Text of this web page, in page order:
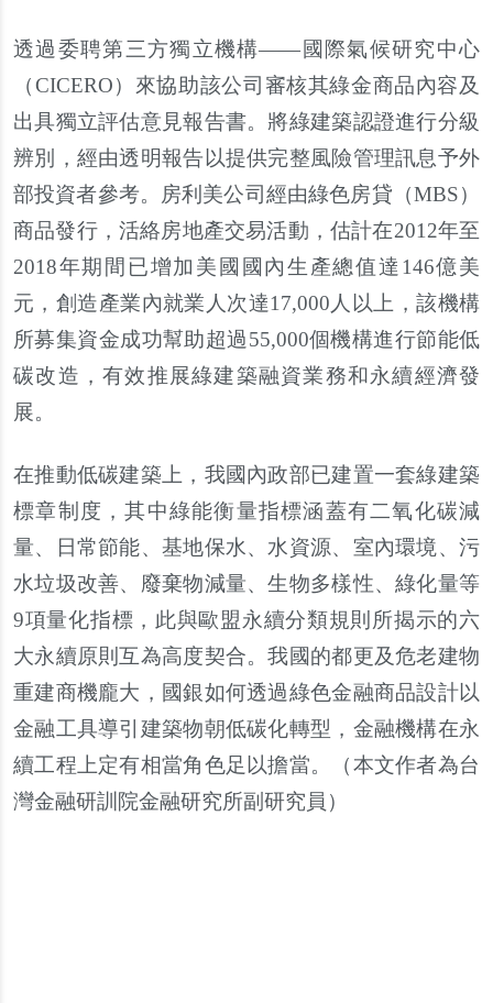
透過委聘第三方獨立機構――國際氣候研究中心
（CICERO）來協助該公司審核其綠金商品內容及
出具獨立評估意見報告書。將綠建築認證進行分級
辨別，經由透明報告以提供完整風險管理訊息予外
部投資者參考。房利美公司經由綠色房貸（MBS）
商品發行，活絡房地產交易活動，估計在2012年至
2018年期間已增加美國國內生產總值達146億美
元，創造產業內就業人次達17,000人以上，該機構
所募集資金成功幫助超過55,000個機構進行節能低
碳改造，有效推展綠建築融資業務和永續經濟發
展。
在推動低碳建築上，我國內政部已建置一套綠建築
標章制度，其中綠能衡量指標涵蓋有二氧化碳減
量、日常節能、基地保水、水資源、室內環境、污
水垃圾改善、廢棄物減量、生物多樣性、綠化量等
9項量化指標，此與歐盟永續分類規則所揭示的六
大永續原則互為高度契合。我國的都更及危老建物
重建商機龐大，國銀如何透過綠色金融商品設計以
金融工具導引建築物朝低碳化轉型，金融機構在永
續工程上定有相當角色足以擔當。（本文作者為台
灣金融研訓院金融研究所副研究員 ）